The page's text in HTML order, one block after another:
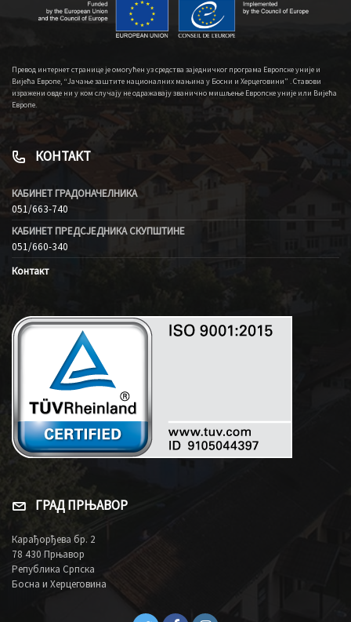
Превод интернет странице је омогућен уз средства заједничког програма Европске уније и
Вијећа Европе, “Јачање заштите националних мањина у Босни и Херцеговини” . Ставови
изражени овде ни у ком случају не одражавају званично мишљење Европске уније или Вијећа
Европе.
КОНТАКТ
КАБИНЕТ ГРАДОНАЧЕЛНИКА
051/663-740
КАБИНЕТ ПРЕДСЈЕДНИКА СКУПШТИНЕ
051/660-340
Контакт
ГРАД ПРЊАВОР
Карађорђева бр. 2
78 430 Прњавор
Република Српска
Босна и Херцеговина